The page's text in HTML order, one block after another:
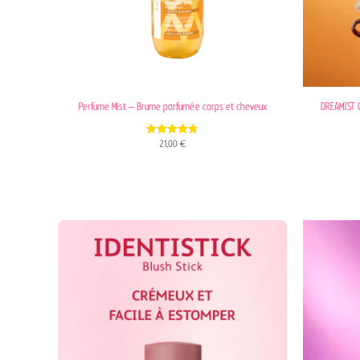
Perfume Mist – Brume parfumée corps et cheveux
4.67
21,00 €